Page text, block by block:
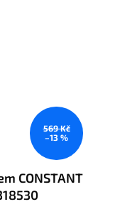
569 Kč
–13 %
CONSTANT